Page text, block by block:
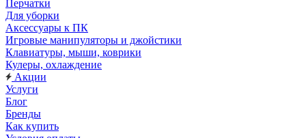
Перчатки
Для уборки
Аксессуары к ПК
Игровые манипуляторы и джойстики
Клавиатуры, мыши, коврики
Кулеры, охлаждение
Акции
Услуги
Блог
Бренды
Как купить